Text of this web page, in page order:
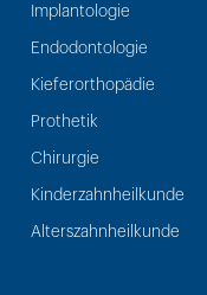
Implantologie
Endodontologie
Kieferorthopädie
Prothetik
Chirurgie
Kinderzahnheilkunde
Alterszahnheilkunde